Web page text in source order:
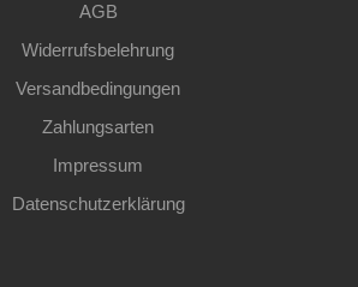
AGB
Widerrufsbelehrung
Versandbedingungen
Zahlungsarten
Impressum
Datenschutzerklärung